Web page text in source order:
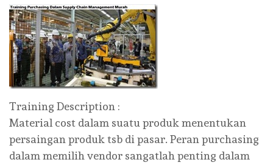
Training Description :
Material cost dalam suatu produk menentukan
persaingan produk tsb di pasar. Peran purchasing
dalam memilih vendor sangatlah penting dalam